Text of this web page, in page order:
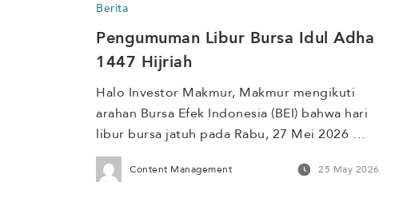
siswa dalam 15 kelompok untuk memantau
kondisi lingkungan sekaligus memperkuat
literasi Sains, Teknologi, Rekayasa, […]
Berita
Pengumuman Libur Bursa Idul Adha
1447 Hijriah
Halo Investor Makmur, Makmur mengikuti
arahan Bursa Efek Indonesia (BEI) bahwa hari
libur bursa jatuh pada Rabu, 27 Mei 2026
hingga Kamis, 28 Mei 2026 bertepatan
dengan Hari Raya Idul Adha 1447 Hijriah dan
Content Management 25 May 2026